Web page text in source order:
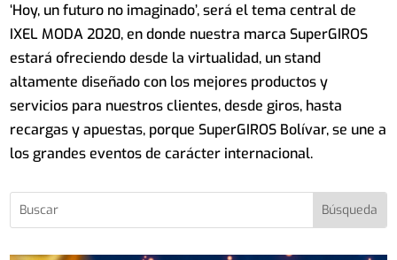
‘Hoy, un futuro no imaginado’, será el tema central de
IXEL MODA 2020, en donde nuestra marca SuperGIROS
estará ofreciendo desde la virtualidad, un stand
altamente diseñado con los mejores productos y
servicios para nuestros clientes, desde giros, hasta
recargas y apuestas, porque SuperGIROS Bolívar, se une a
los grandes eventos de carácter internacional.